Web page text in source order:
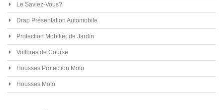
Le Saviez-Vous?
Drap Présentation Automobile
Protection Mobilier de Jardin
Voitures de Course
Housses Protection Moto
Housses Moto